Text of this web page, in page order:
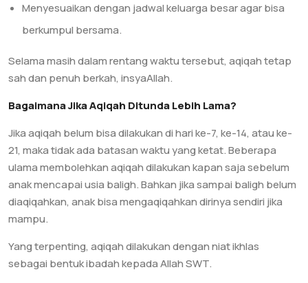
Menyesuaikan dengan jadwal keluarga besar agar bisa
berkumpul bersama.
Selama masih dalam rentang waktu tersebut, aqiqah tetap
sah dan penuh berkah, insyaAllah.
Bagaimana Jika Aqiqah Ditunda Lebih Lama?
Jika aqiqah belum bisa dilakukan di hari ke-7, ke-14, atau ke-
21, maka tidak ada batasan waktu yang ketat. Beberapa
ulama membolehkan aqiqah dilakukan kapan saja sebelum
anak mencapai usia baligh. Bahkan jika sampai baligh belum
diaqiqahkan, anak bisa mengaqiqahkan dirinya sendiri jika
mampu.
Yang terpenting, aqiqah dilakukan dengan niat ikhlas
sebagai bentuk ibadah kepada Allah SWT.